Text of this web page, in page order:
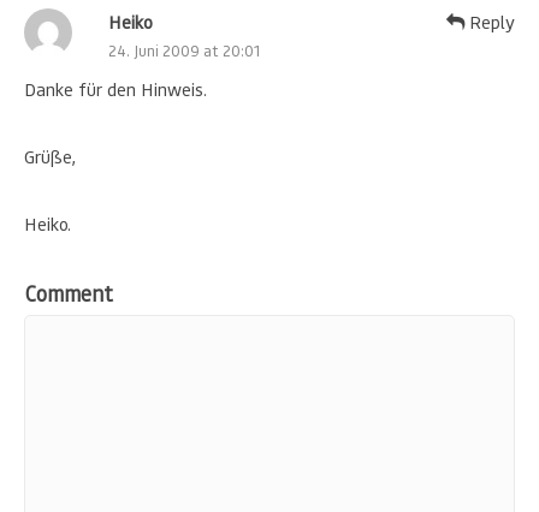
Heiko
24. Juni 2009 at 20:01
Danke für den Hinweis.
Grüße,
Heiko.
Reply
Comment